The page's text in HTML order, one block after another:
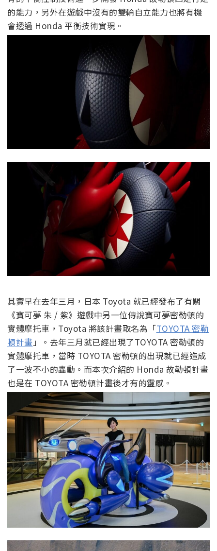
的能力，另外在遊戲中沒有的雙輪自立能力也將有機
會透過 Honda 平衡技術實現。
其實早在去年三月，日本 Toyota 就已經發布了有關
《寶可夢 朱 / 紫》遊戲中另一位傳說寶可夢密勒頓的
實體摩托車，Toyota 將該計畫取名為「TOYOTA 密勒
頓計畫」。去年三月就已經出現了TOYOTA 密勒頓的
實體摩托車，當時 TOYOTA 密勒頓的出現就已經造成
了一波不小的轟動。而本次介紹的 Honda 故勒頓計畫
也是在 TOYOTA 密勒頓計畫後才有的靈感。